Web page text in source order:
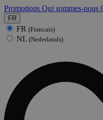
Promotions Qui sommes-nous
FR
FR (Francais)
NL (Nederlands)